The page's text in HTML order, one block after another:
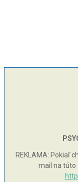
REKLAMA: Pokiaľ
mail na túto